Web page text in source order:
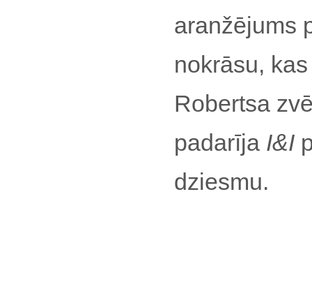
aranžējums
nokrāsu,
Robertsa
padarīja I&I
dziesmu.